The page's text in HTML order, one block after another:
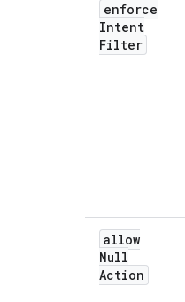
enforce
Intent
Filter
allow
Null
Action